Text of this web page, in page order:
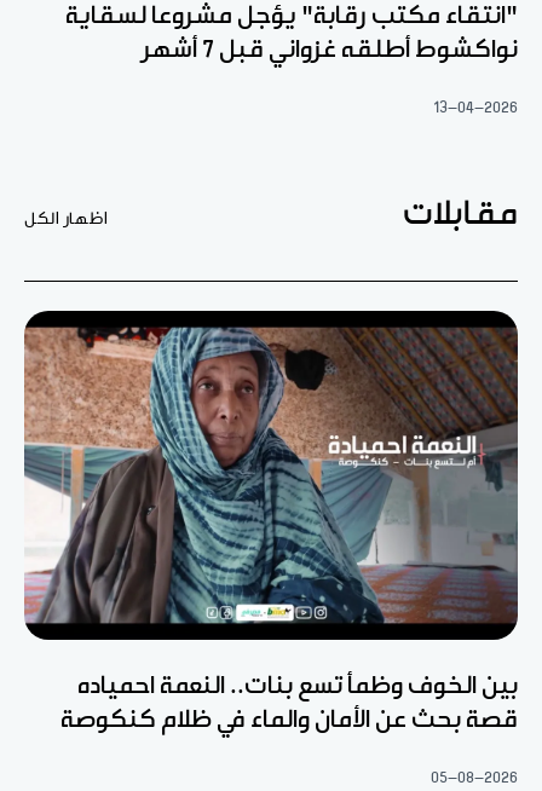
"انتقاء مكتب رقابة" يؤجل مشروعا لسقاية
نواكشوط أطلقه غزواني قبل 7 أشهر
13-04-2026
مقابلات اظهار الكل
بين الخوف وظمأ تسع بنات.. النعمة احمياده
قصة بحث عن الأمان والماء في ظلام كنكوصة
05-08-2026